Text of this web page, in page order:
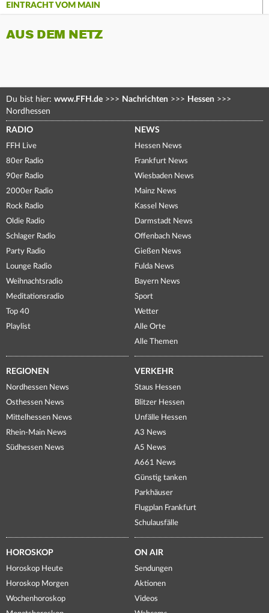
EINTRACHT VOM MAIN
AUS DEM NETZ
Du bist hier: www.FFH.de >>> Nachrichten >>> Hessen >>>
Nordhessen
RADIO
FFH Live
80er Radio
90er Radio
2000er Radio
Rock Radio
Oldie Radio
Schlager Radio
Party Radio
Lounge Radio
Weihnachtsradio
Meditationsradio
Top 40
Playlist
NEWS
Hessen News
Frankfurt News
Wiesbaden News
Mainz News
Kassel News
Darmstadt News
Offenbach News
Gießen News
Fulda News
Bayern News
Sport
Wetter
Alle Orte
Alle Themen
REGIONEN
Nordhessen News
Osthessen News
Mittelhessen News
Rhein-Main News
Südhessen News
VERKEHR
Staus Hessen
Blitzer Hessen
Unfälle Hessen
A3 News
A5 News
A661 News
Günstig tanken
Parkhäuser
Flugplan Frankfurt
Schulausfälle
HOROSKOP
Horoskop Heute
Horoskop Morgen
Wochenhoroskop
ON AIR
Sendungen
Aktionen
Videos